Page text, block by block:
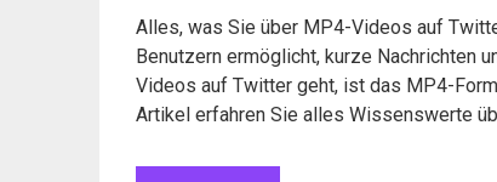
Alles, was Sie über MP4-Videos auf
Benutzern ermöglicht, kurze Nachrichten
Videos auf Twitter geht, ist das MP4-
Artikel erfahren Sie alles Wissenswerte